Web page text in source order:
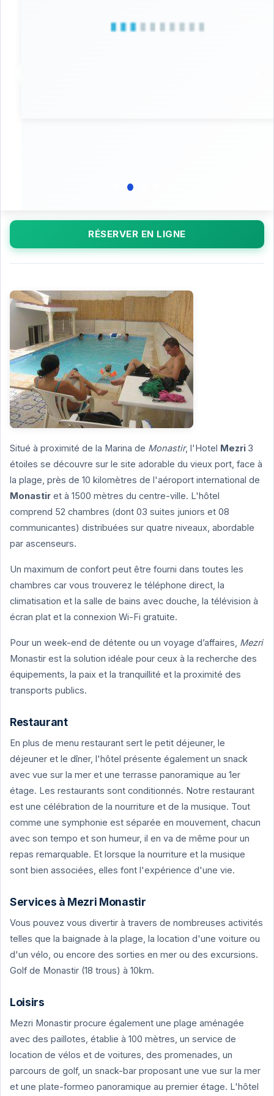
RÉSERVER EN LIGNE
Situé à proximité de la Marina de Monastir, l'Hotel Mezri 3
étoiles se découvre sur le site adorable du vieux port, face à
la plage, près de 10 kilomètres de l'aéroport international de
Monastir et à 1500 mètres du centre-ville. L'hôtel
comprend 52 chambres (dont 03 suites juniors et 08
communicantes) distribuées sur quatre niveaux, abordable
par ascenseurs.
Un maximum de confort peut être fourni dans toutes les
chambres car vous trouverez le téléphone direct, la
climatisation et la salle de bains avec douche, la télévision à
écran plat et la connexion Wi-Fi gratuite.
Pour un week-end de détente ou un voyage d’affaires, Mezri
Monastir est la solution idéale pour ceux à la recherche des
équipements, la paix et la tranquillité et la proximité des
transports publics.
Restaurant
En plus de menu restaurant sert le petit déjeuner, le
déjeuner et le dîner, l'hôtel présente également un snack
avec vue sur la mer et une terrasse panoramique au 1er
étage. Les restaurants sont conditionnés. Notre restaurant
est une célébration de la nourriture et de la musique. Tout
comme une symphonie est séparée en mouvement, chacun
avec son tempo et son humeur, il en va de même pour un
repas remarquable. Et lorsque la nourriture et la musique
sont bien associées, elles font l'expérience d'une vie.
Services à Mezri Monastir
Vous pouvez vous divertir à travers de nombreuses activités
telles que la baignade à la plage, la location d'une voiture ou
d'un vélo, ou encore des sorties en mer ou des excursions.
Golf de Monastir (18 trous) à 10km.
Loisirs
Mezri Monastir procure également une plage aménagée
avec des paillotes, établie à 100 mètres, un service de
location de vélos et de voitures, des promenades, un
parcours de golf, un snack-bar proposant une vue sur la mer
et une plate-formeo panoramique au premier étage. L'hôtel